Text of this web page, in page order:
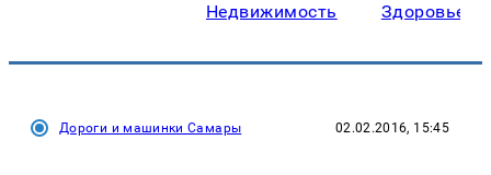
Недвижимость Здоровье
Дороги и машинки Самары 02.02.2016, 15:45